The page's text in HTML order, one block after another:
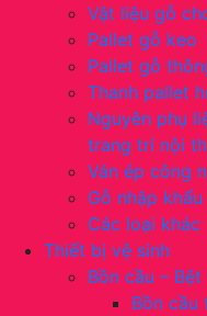
Vật liệu gỗ
Pallet gỗ keo
Pallet gỗ
Thanh pallet
Nguyên phụ
trang trí nội
Ván ép công
Gỗ nhập khẩu
Các loại khác
Thiết bị vệ sinh
Bồn cầu –
Bồn cầu